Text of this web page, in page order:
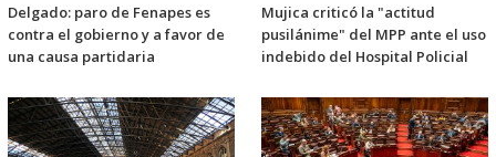
Delgado: paro de Fenapes es
contra el gobierno y a favor de
una causa partidaria
Mujica criticó la "actitud
pusilánime" del MPP ante el uso
indebido del Hospital Policial